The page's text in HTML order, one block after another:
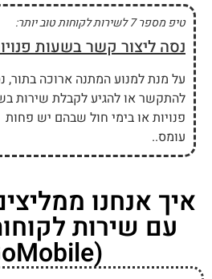
טיפ מספר 7 לשירות לקוחות טוב יותר:
נסה ליצור קשר בשעות
על מנת למנוע המתנה ארוכה בתור,
להתקשר או להגיע לקבלת שירות
פנויות או בימי חול שבהם יש פחות
עומס..
איך אנחנו
עם שירות
(GoMobile)?